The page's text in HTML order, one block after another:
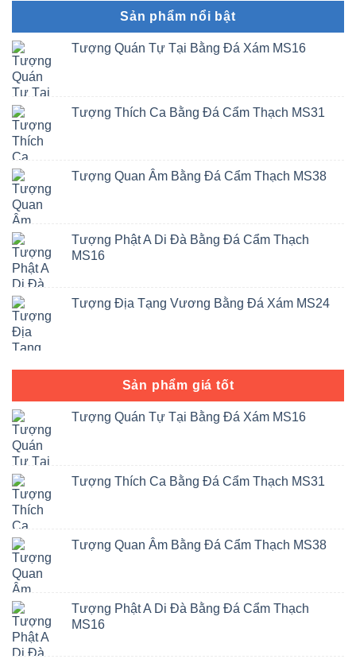
Sản phẩm nổi bật
Tượng Quán Tự Tại Bằng Đá Xám MS16
Tượng Thích Ca Bằng Đá Cẩm Thạch MS31
Tượng Quan Âm Bằng Đá Cẩm Thạch MS38
Tượng Phật A Di Đà Bằng Đá Cẩm Thạch
MS16
Tượng Địa Tạng Vương Bằng Đá Xám MS24
Sản phẩm giá tốt
Tượng Quán Tự Tại Bằng Đá Xám MS16
Tượng Thích Ca Bằng Đá Cẩm Thạch MS31
Tượng Quan Âm Bằng Đá Cẩm Thạch MS38
Tượng Phật A Di Đà Bằng Đá Cẩm Thạch
MS16